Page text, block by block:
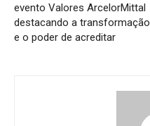
evento Valores ArcelorMittal
destacando a transformação
e o poder de acreditar